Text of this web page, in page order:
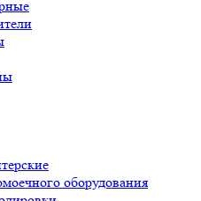
оборудования